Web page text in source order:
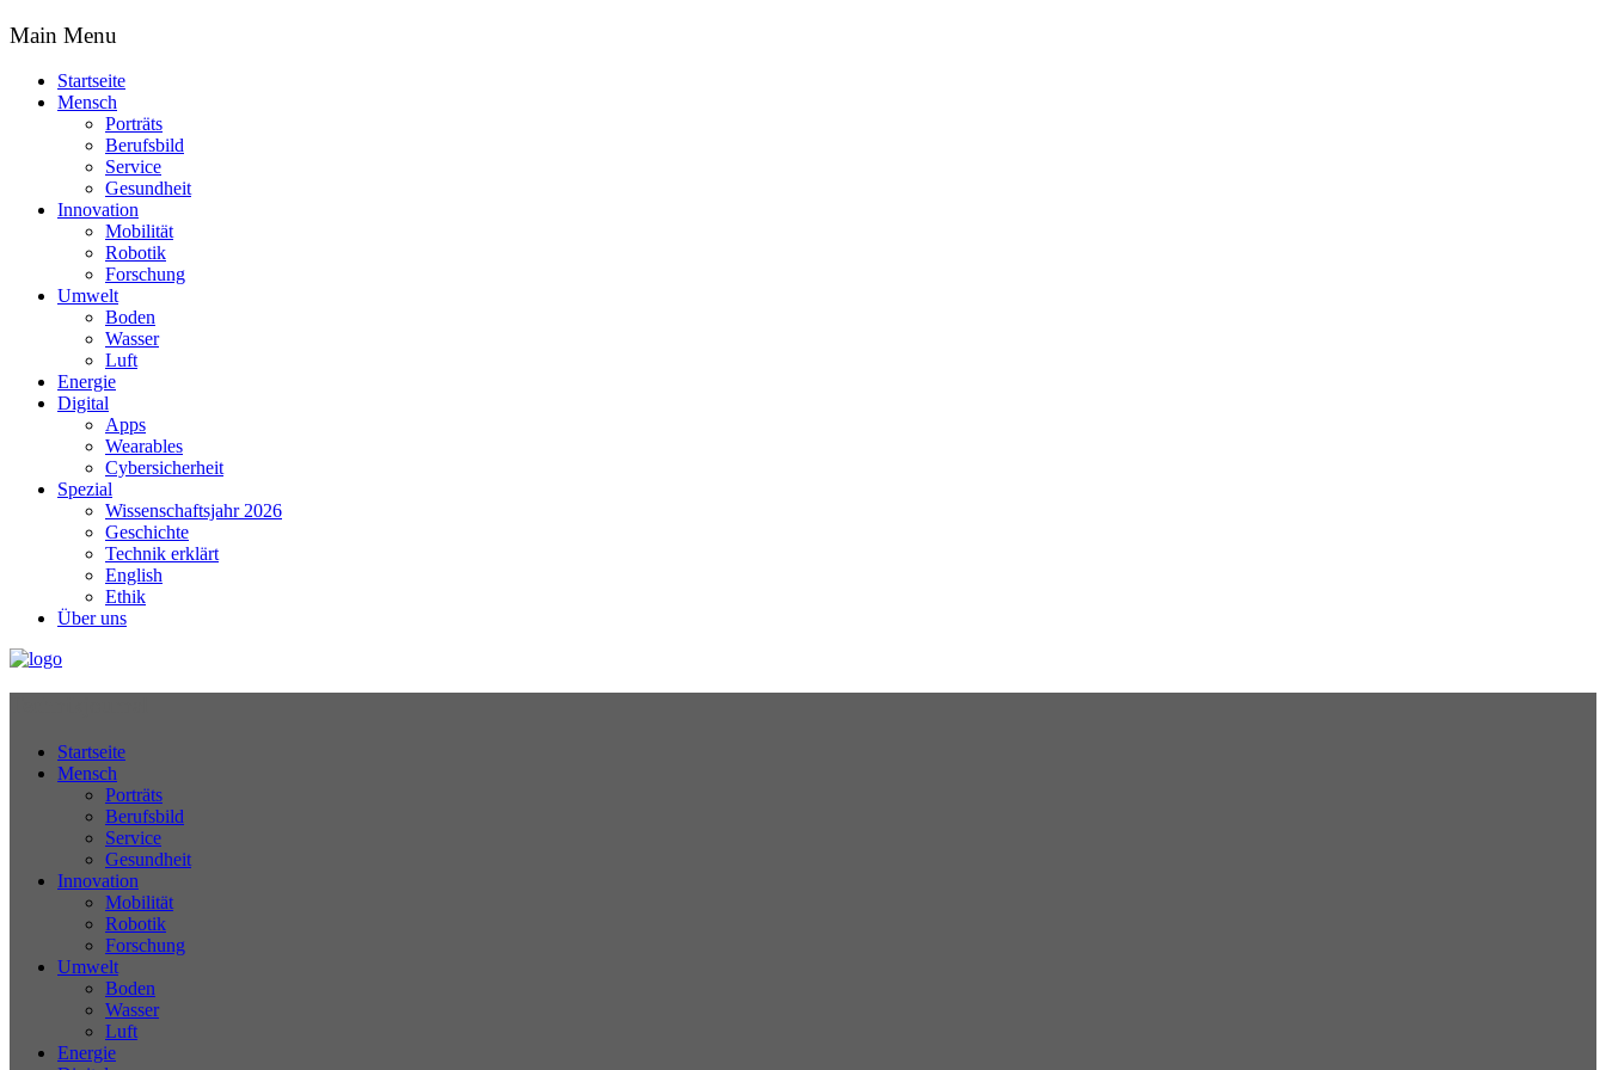
Main Menu
Startseite
Mensch
Porträts
Berufsbild
Service
Gesundheit
Innovation
Mobilität
Robotik
Forschung
Umwelt
Boden
Wasser
Luft
Energie
Digital
Apps
Wearables
Cybersicherheit
Spezial
Wissenschaftsjahr 2026
Geschichte
Technik erklärt
English
Ethik
Über uns
Startseite
Mensch
Porträts
Berufsbild
Service
Gesundheit
Innovation
Mobilität
Robotik
Forschung
Umwelt
Boden
Wasser
Luft
Energie